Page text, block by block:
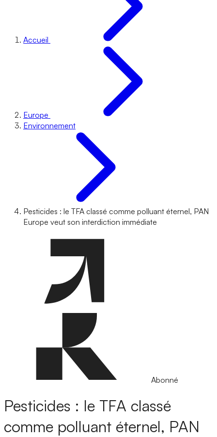
Accueil
Europe
Environnement
Pesticides : le TFA classé comme polluant éternel, PAN
Europe veut son interdiction immédiate
Abonné
Pesticides : le TFA classé
comme polluant éternel, PAN